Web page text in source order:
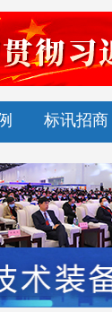
标讯招商